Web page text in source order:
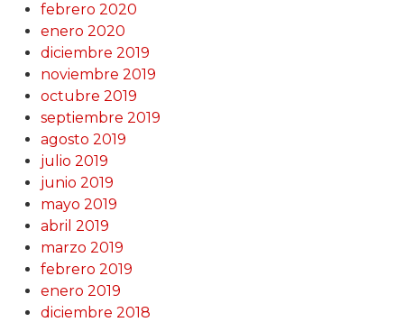
febrero 2020
enero 2020
diciembre 2019
noviembre 2019
octubre 2019
septiembre 2019
agosto 2019
julio 2019
junio 2019
mayo 2019
abril 2019
marzo 2019
febrero 2019
enero 2019
diciembre 2018